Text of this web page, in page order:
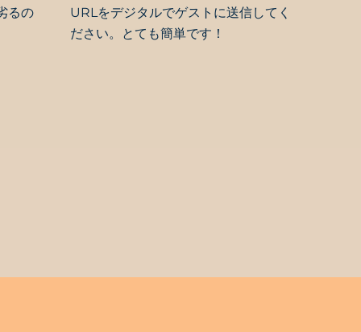
るの
URLをデジタルでゲストに送信してく
ださい。とても簡単です！